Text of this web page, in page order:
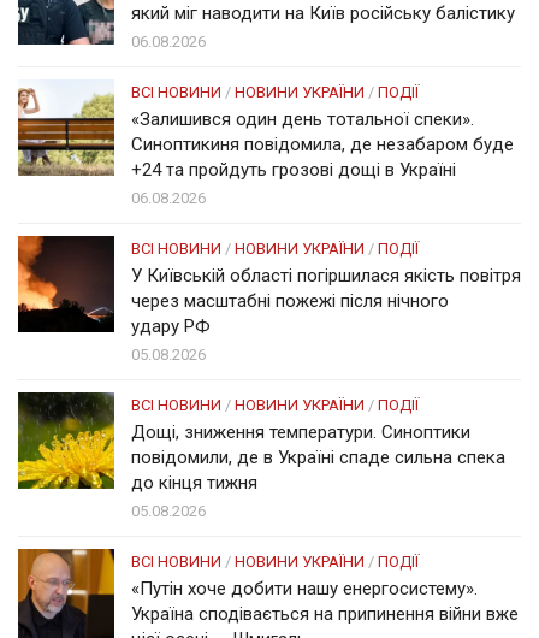
який міг наводити на Київ російську балістику
06.08.2026
ВСІ НОВИНИ / НОВИНИ УКРАЇНИ / ПОДІЇ
«Залишився один день тотальної спеки».
Синоптикиня повідомила, де незабаром буде
+24 та пройдуть грозові дощі в Україні
06.08.2026
ВСІ НОВИНИ / НОВИНИ УКРАЇНИ / ПОДІЇ
У Київській області погіршилася якість повітря
через масштабні пожежі після нічного
удару РФ
05.08.2026
ВСІ НОВИНИ / НОВИНИ УКРАЇНИ / ПОДІЇ
Дощі, зниження температури. Синоптики
повідомили, де в Україні спаде сильна спека
до кінця тижня
05.08.2026
ВСІ НОВИНИ / НОВИНИ УКРАЇНИ / ПОДІЇ
«Путін хоче добити нашу енергосистему».
Україна сподівається на припинення війни вже